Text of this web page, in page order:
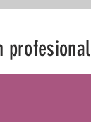
profesional